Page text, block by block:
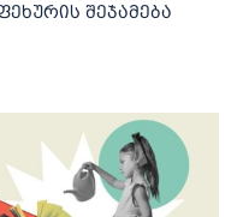
შეჯამება